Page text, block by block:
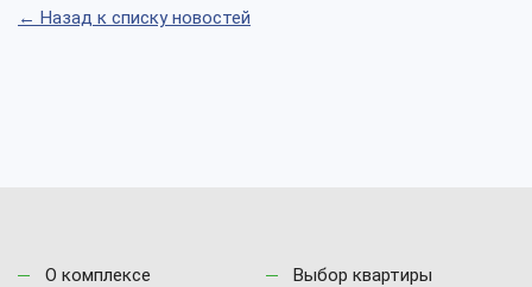
← Назад к списку новостей
О комплексе
Выбор квартиры